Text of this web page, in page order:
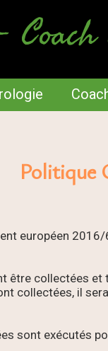
Politique
européen
être collectées
collectées, il
sont exécutés